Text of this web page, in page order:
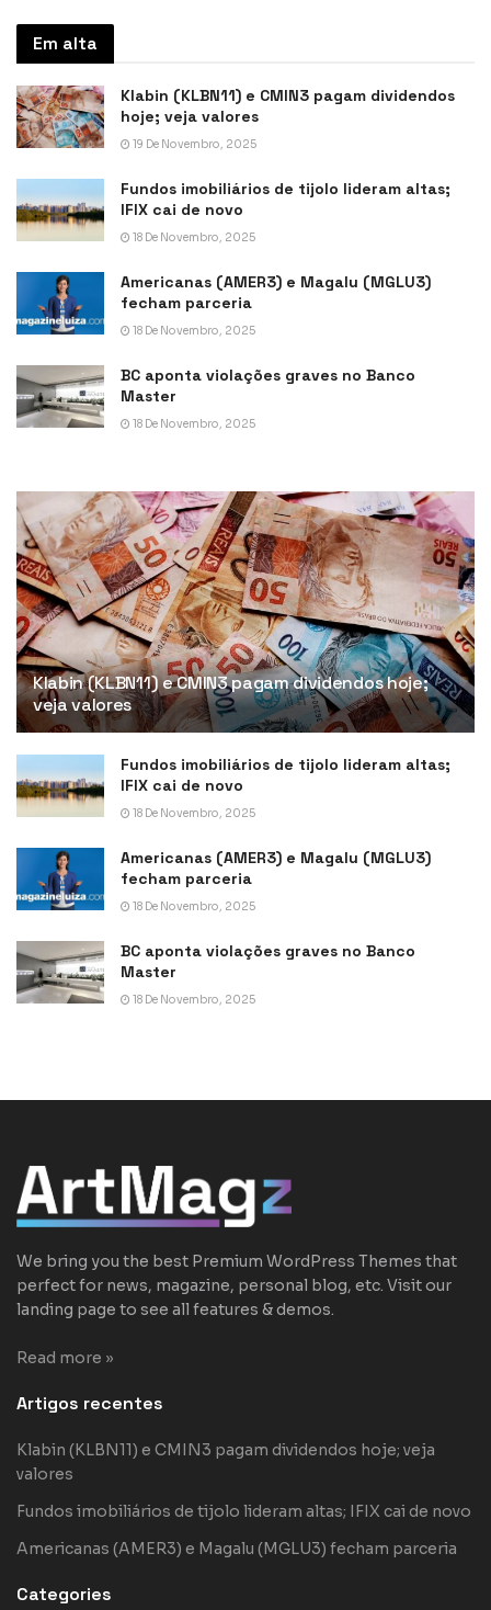
Em alta
Klabin (KLBN11) e CMIN3 pagam dividendos
hoje; veja valores
19 De Novembro, 2025
Fundos imobiliários de tijolo lideram altas;
IFIX cai de novo
18 De Novembro, 2025
Americanas (AMER3) e Magalu (MGLU3)
fecham parceria
18 De Novembro, 2025
BC aponta violações graves no Banco
Master
18 De Novembro, 2025
Klabin (KLBN11) e CMIN3 pagam dividendos hoje;
veja valores
Fundos imobiliários de tijolo lideram altas;
IFIX cai de novo
18 De Novembro, 2025
Americanas (AMER3) e Magalu (MGLU3)
fecham parceria
18 De Novembro, 2025
BC aponta violações graves no Banco
Master
18 De Novembro, 2025
We bring you the best Premium WordPress Themes that
perfect for news, magazine, personal blog, etc. Visit our
landing page to see all features & demos.
Read more »
Artigos recentes
Klabin (KLBN11) e CMIN3 pagam dividendos hoje; veja
valores
Fundos imobiliários de tijolo lideram altas; IFIX cai de novo
Americanas (AMER3) e Magalu (MGLU3) fecham parceria
Categories